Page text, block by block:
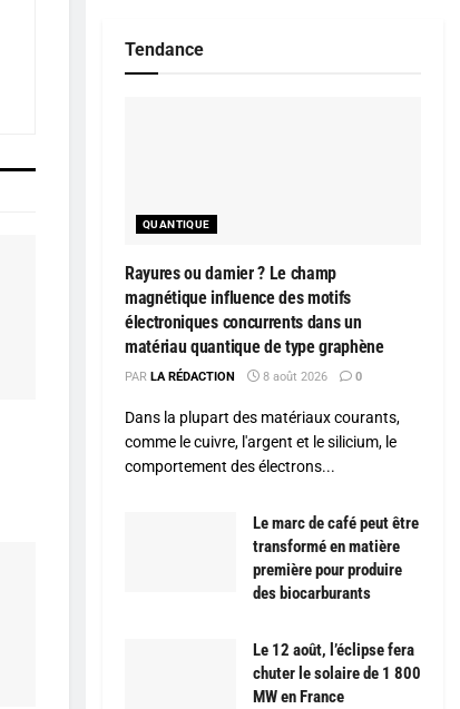
Tendance
QUANTIQUE
Rayures ou damier ? Le champ
magnétique influence des motifs
électroniques concurrents dans un
matériau quantique de type graphène
PAR LA RÉDACTION 8 août 2026 0
Dans la plupart des matériaux courants,
comme le cuivre, l'argent et le silicium, le
comportement des électrons...
Le marc de café peut être
transformé en matière
première pour produire
des biocarburants
Le 12 août, l’éclipse fera
chuter le solaire de 1 800
MW en France